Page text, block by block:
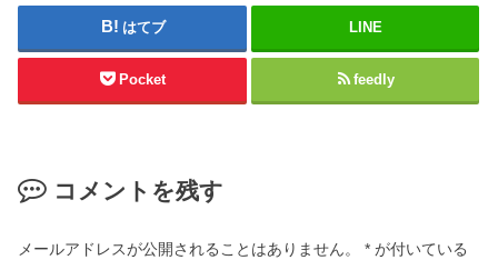
はてブ LINE
Pocket feedly
コメントを残す
メールアドレスが公開されることはありません。 * が付いている